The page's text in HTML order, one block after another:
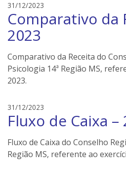
31/12/2023
d
s
e
i
Comparativo da
2023
Comparativo da Receita do
Psicologia 14ª Região MS,
2023.
31/12/2023
d
s
o
n
e
Fluxo de Caixa –
Fluxo de Caixa do Conselho
Região MS, referente ao